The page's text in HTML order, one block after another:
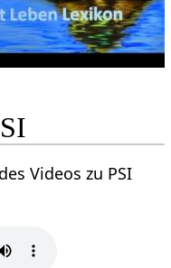
Videos zu PSI